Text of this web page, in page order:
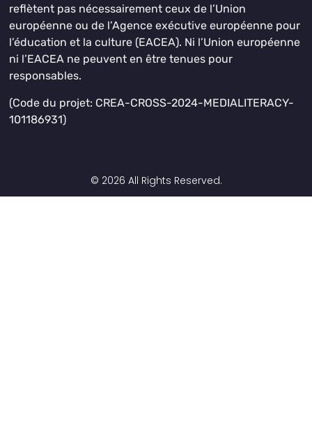
reflètent pas nécessairement ceux de l’Union
européenne ou de l’Agence exécutive européenne pour
l’éducation et la culture (EACEA). Ni l’Union européenne
ni l’EACEA ne peuvent en être tenues pour
responsables.
(Code du projet: CREA-CROSS-2024-MEDIALITERACY-
101186931)
© 2026 All Rights Reserved.